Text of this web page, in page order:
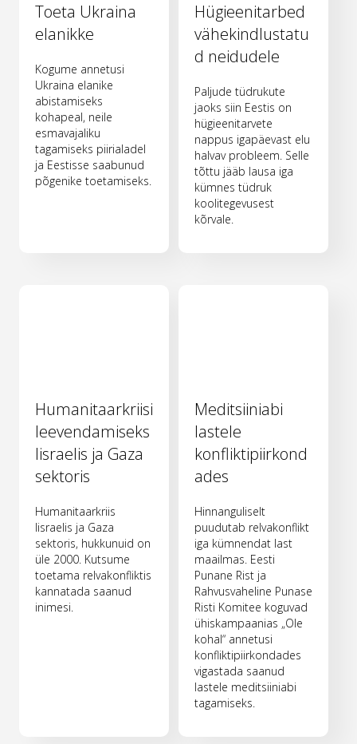
Toeta Ukraina
elanikke
Kogume annetusi
Ukraina elanike
abistamiseks
kohapeal, neile
esmavajaliku
tagamiseks piirialadel
ja Eestisse saabunud
põgenike toetamiseks.
Hügieenitarbed
vähekindlustatu
d neidudele
Paljude tüdrukute
jaoks siin Eestis on
hügieenitarvete
nappus igapäevast elu
halvav probleem. Selle
tõttu jääb lausa iga
kümnes tüdruk
koolitegevusest
kõrvale.
Humanitaarkriisi
leevendamiseks
Iisraelis ja Gaza
sektoris
Humanitaarkriis
Iisraelis ja Gaza
sektoris, hukkunuid on
üle 2000. Kutsume
toetama relvakonfliktis
kannatada saanud
inimesi.
Meditsiiniabi
lastele
konfliktipiirkond
ades
Hinnanguliselt
puudutab relvakonflikt
iga kümnendat last
maailmas. Eesti
Punane Rist ja
Rahvusvaheline Punase
Risti Komitee koguvad
ühiskampaanias „Ole
kohal“ annetusi
konfliktipiirkondades
vigastada saanud
lastele meditsiiniabi
tagamiseks.